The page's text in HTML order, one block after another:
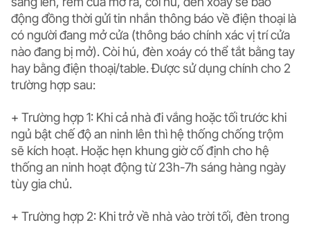
động đồng thời gửi tin nhắn thông báo về điện thoại là
có người đang mở cửa (thông báo chính xác vị trí cửa
nào đang bị mở). Còi hú, đèn xoáy có thể tắt bằng tay
hay bằng điện thoại/table. Được sử dụng chính cho 2
trường hợp sau:
+ Trường hợp 1: Khi cả nhà đi vắng hoặc tối trước khi
ngủ bật chế độ an ninh lên thì hệ thống chống trộm
sẽ kích hoạt. Hoặc hẹn khung giờ cố định cho hệ
thống an ninh hoạt động từ 23h-7h sáng hàng ngày
tùy gia chủ.
+ Trường hợp 2: Khi trở về nhà vào trời tối, đèn trong